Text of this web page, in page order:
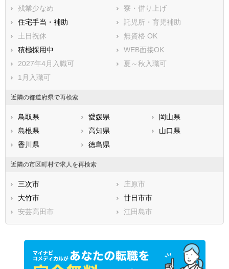
残業少なめ
寮・借り上げ
住宅手当・補助
託児所・育児補助
土日祝休
無資格 OK
積極採用中
WEB面接OK
2027年4月入職可
夏～秋入職可
1月入職可
近隣の都道府県で再検索
鳥取県 愛媛県
岡山県
島根県
高知県
山口県
香川県
徳島県
近隣の市区町村で求人を再検索
三次市
庄原市
大竹市
廿日市市
安芸高田市
江田島市